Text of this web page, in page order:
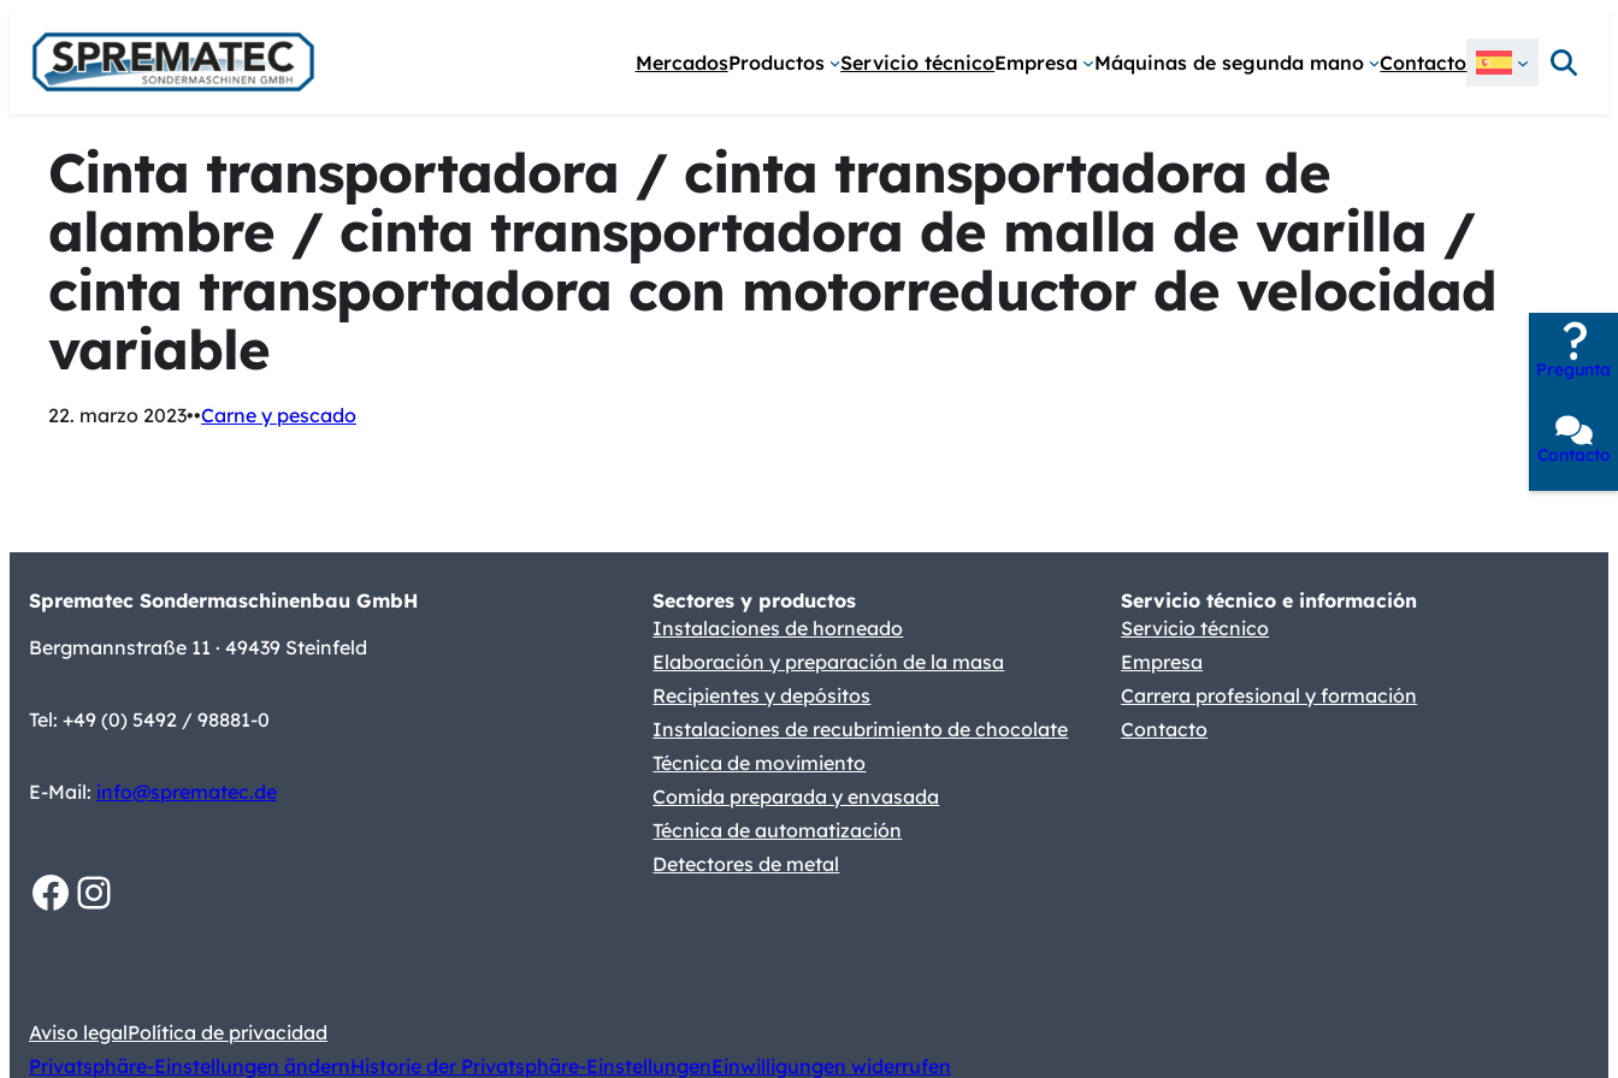
contenido
MercadosProductos Servicio técnicoEmpresa Máquinas de segunda mano Contacto Buscar
Cinta transportadora / cinta transportadora de
alambre / cinta transportadora de malla de varilla /
cinta transportadora con motorreductor de velocidad
variable
22. marzo 2023••Carne y pescado
Sprematec Sondermaschinenbau GmbH
Bergmannstraße 11 · 49439 Steinfeld
Tel: +49 (0) 5492 / 98881-0
E-Mail: info@sprematec.de
Facebook Instagram
Sectores y productos
Instalaciones de horneado
Elaboración y preparación de la masa
Recipientes y depósitos
Instalaciones de recubrimiento de chocolate
Técnica de movimiento
Comida preparada y envasada
Técnica de automatización
Detectores de metal
Servicio técnico e información
Servicio técnico
Empresa
Carrera profesional y formación
Contacto
Aviso legalPolítica de privacidad
Privatsphäre-Einstellungen ändernHistorie der Privatsphäre-EinstellungenEinwilligungen widerrufen
Pregunta
Contacto